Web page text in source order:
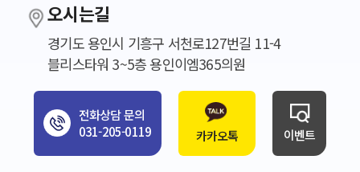
오시는길
경기도 용인시 기흥구 서천로127번길 11-4
블리스타워 3~5층 용인이엠365의원
전화상담 문의
031-205-0119
카카오톡 이벤트